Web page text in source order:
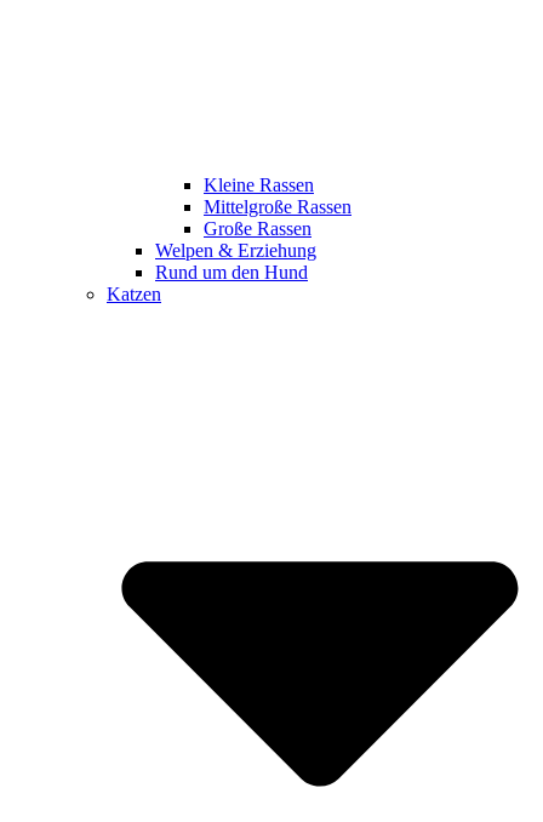
Kleine Rassen
Mittelgroße Rassen
Große Rassen
Welpen & Erziehung
Rund um den Hund
Katzen